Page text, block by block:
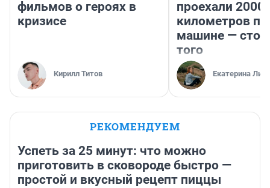
фильмов о героях в
кризисе
Кирилл Титов
проехали 2000
километров по
машине —
того
Екатерина
РЕКОМЕНДУЕМ
Успеть за 25 минут: что можно
приготовить в сковороде быстро —
простой и вкусный рецепт пиццы